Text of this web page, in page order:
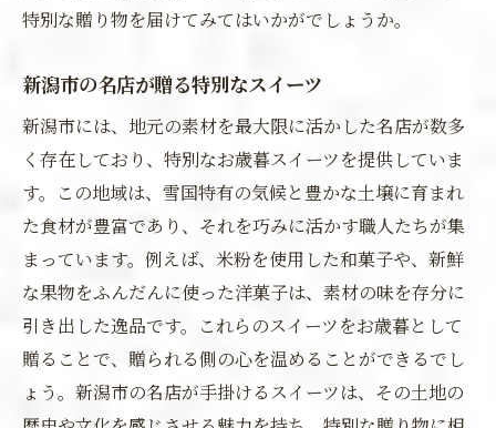
特別な贈り物を届けてみてはいかがでしょうか。
新潟市の名店が贈る特別なスイーツ
新潟市には、地元の素材を最大限に活かした名店が数多
く存在しており、特別なお歳暮スイーツを提供していま
す。この地域は、雪国特有の気候と豊かな土壌に育まれ
た食材が豊富であり、それを巧みに活かす職人たちが集
まっています。例えば、米粉を使用した和菓子や、新鮮
な果物をふんだんに使った洋菓子は、素材の味を存分に
引き出した逸品です。これらのスイーツをお歳暮として
贈ることで、贈られる側の心を温めることができるでし
ょう。新潟市の名店が手掛けるスイーツは、その土地の